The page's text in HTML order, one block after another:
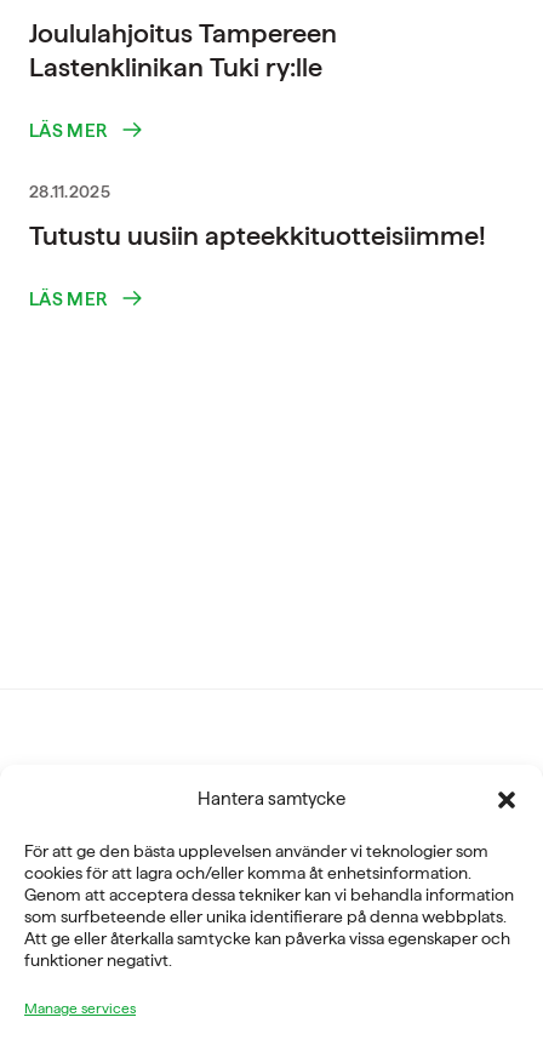
Hantera samtycke
För att ge den bästa upplevelsen använder vi teknologier som
cookies för att lagra och/eller komma åt enhetsinformation.
Genom att acceptera dessa tekniker kan vi behandla information
som surfbeteende eller unika identifierare på denna webbplats.
Att ge eller återkalla samtycke kan påverka vissa egenskaper och
funktioner negativt.
Manage services
Joululahjoitus Tampereen
Lastenklinikan Tuki ry:lle
LÄS MER
28.11.2025
Tutustu uusiin apteekkituotteisiimme!
LÄS MER
E-POST
info@fysioline.se
TELEFON